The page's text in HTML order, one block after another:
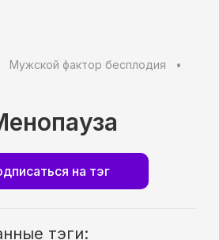
Мужской фактор бесплодия
на тэг
тэги: